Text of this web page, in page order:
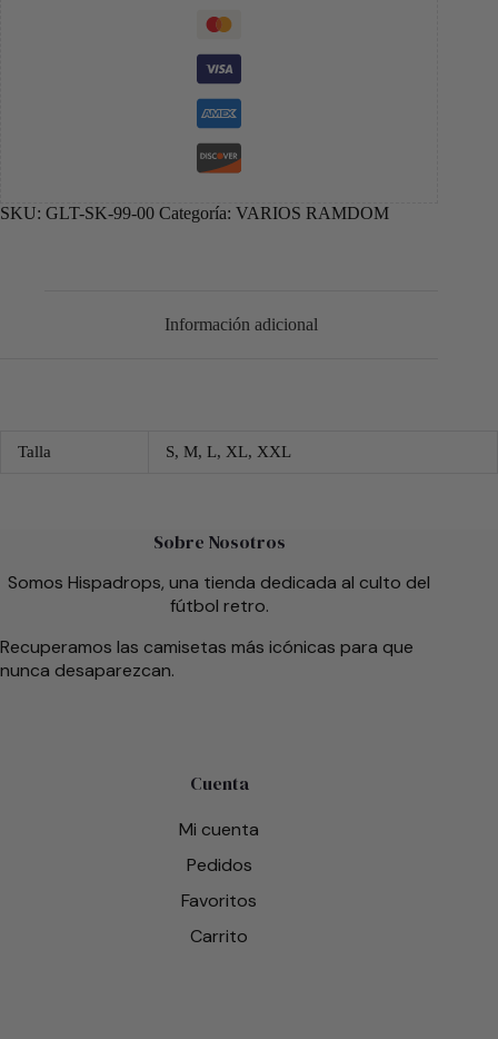
SKU: GLT-SK-99-00 Categoría: VARIOS RAMDOM
Información adicional
Talla S, M, L, XL, XXL
Sobre Nosotros
Somos Hispadrops, una tienda dedicada al culto del
fútbol retro.
Recuperamos las camisetas más icónicas para que
nunca desaparezcan.
Cuenta
Mi cuenta
Pedidos
Favoritos
Carrito